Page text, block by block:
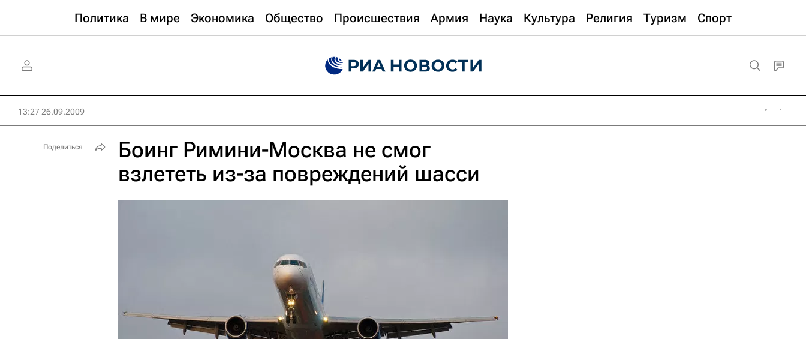
Политика В мире Экономика Общество Происшествия Армия Наука Культура Религия Туризм Спорт
13:27 26.09.2009
Боинг Римини-Москва не смог
взлететь из-за повреждений шасси
Поделиться